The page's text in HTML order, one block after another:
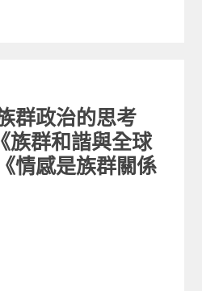
群政治的思考
群和諧與全球
情感是族群關係